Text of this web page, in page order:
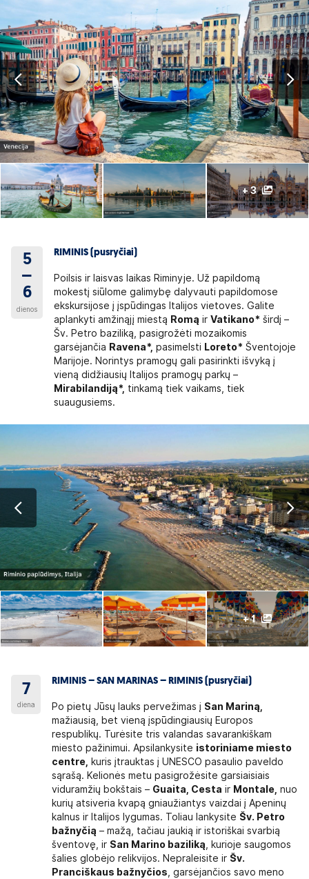
+ 3
5
–
6
dienos
RIMINIS (pusryčiai)
Poilsis ir laisvas laikas Riminyje. Už papildomą
mokestį siūlome galimybę dalyvauti papildomose
ekskursijose į įspūdingas Italijos vietoves. Galite
aplankyti amžinąjį miestą Romą ir Vatikano* širdį –
Šv. Petro baziliką, pasigrožėti mozaikomis
garsėjančia Ravena*, pasimelsti Loreto* Šventojoje
Marijoje. Norintys pramogų gali pasirinkti išvyką į
vieną didžiausių Italijos pramogų parkų –
Mirabilandiją*, tinkamą tiek vaikams, tiek
suaugusiems.
+ 1
7
diena
RIMINIS – SAN MARINAS – RIMINIS (pusryčiai)
Po pietų Jūsų lauks pervežimas į San Mariną,
mažiausią, bet vieną įspūdingiausių Europos
respublikų. Turėsite tris valandas savarankiškam
miesto pažinimui. Apsilankysite istoriniame miesto
centre,
kuris įtrauktas į UNESCO pasaulio paveldo
sąrašą. Kelionės metu pasigrožėsite garsiaisiais
viduramžių bokštais – Guaita, Cesta ir Montale, nuo
kurių atsiveria kvapą gniaužiantys vaizdai į Apeninų
kalnus ir Italijos lygumas. Toliau lankysite Šv. Petro
bažnyčią – mažą, tačiau jaukią ir istoriškai svarbią
šventovę, ir San Marino baziliką , kurioje saugomos
šalies globėjo relikvijos. Nepraleisite ir Šv.
Pranciškaus bažnyčios , garsėjančios savo meno